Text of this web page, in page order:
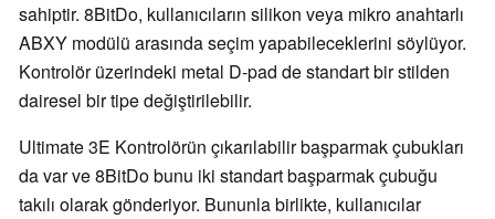
sahiptir. 8BitDo, kullanıcıların silikon veya mikro anahtarlı
ABXY modülü arasında seçim yapabileceklerini söylüyor.
Kontrolör üzerindeki metal D-pad de standart bir stilden
dairesel bir tipe değiştirilebilir.
Ultimate 3E Kontrolörün çıkarılabilir başparmak çubukları
da var ve 8BitDo bunu iki standart başparmak çubuğu
takılı olarak gönderiyor. Bununla birlikte, kullanıcılar